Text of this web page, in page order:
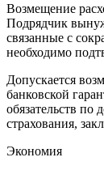
Возмещение
Подрядчик
связанные с
необходимо
Допускается
банковской
обязательств по
страхования,
Экономия